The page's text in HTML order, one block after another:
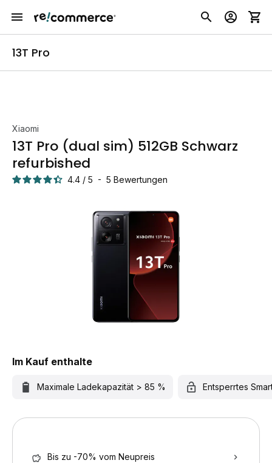
13T Pro
Xiaomi
13T Pro (dual sim) 512GB Schwarz
refurbished
4.4 / 5 - 5 Bewertungen
Im Kauf enthalte
Maximale Ladekapazität > 85 % Entsperrtes
Bis zu -70% vom Neupreis